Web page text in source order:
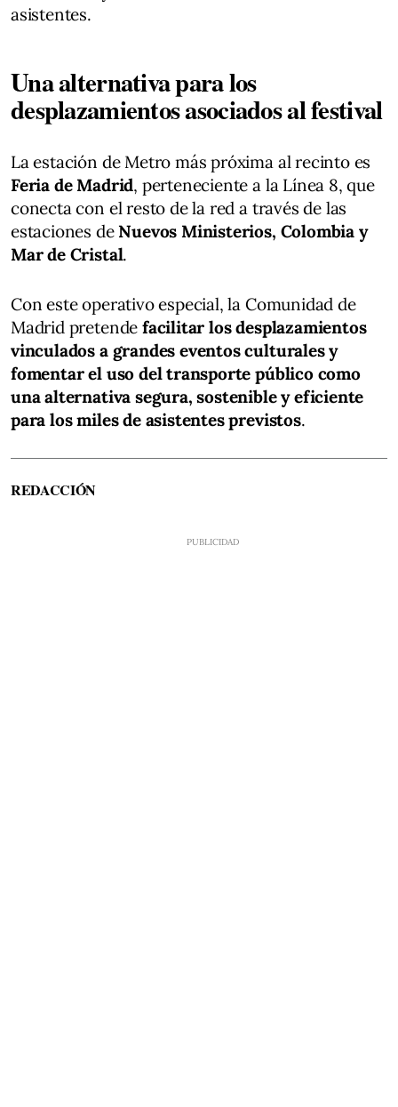
asistentes.
Una alternativa para los
desplazamientos asociados al festival
La estación de Metro más próxima al recinto es
Feria de Madrid, perteneciente a la Línea 8, que
conecta con el resto de la red a través de las
estaciones deNuevos Ministerios, Colombia y
Mar de Cristal.
Con este operativo especial, la Comunidad de
Madrid pretende facilitar los desplazamientos
vinculados a grandes eventos culturales y
fomentar el uso del transporte público como
una alternativa segura, sostenible y eficiente
para los miles de asistentes previstos.
REDACCIÓN